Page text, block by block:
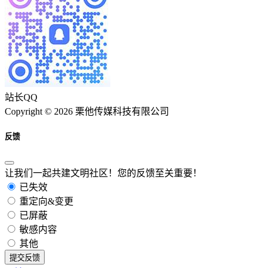
站长QQ
Copyright © 2026 栗他传媒科技有限公司
反馈
让我们一起共建文明社区！您的反馈至关重要！
已失效
重定向&变更
已屏蔽
敏感内容
其他
提交反馈